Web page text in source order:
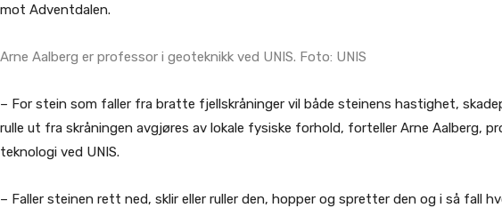
mot Adventdalen.
Arne Aalberg er professor i geoteknikk ved UNIS. Foto: UNIS
– For stein som faller fra bratte fjellskråninger vil både steinens hastighet,
rulle ut fra skråningen avgjøres av lokale fysiske forhold, forteller Arne Aalberg,
teknologi ved UNIS.
– Faller steinen rett ned, sklir eller ruller den, hopper og spretter den og i så fall